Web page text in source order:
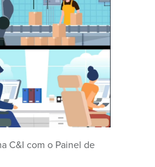
C&I com o Painel de